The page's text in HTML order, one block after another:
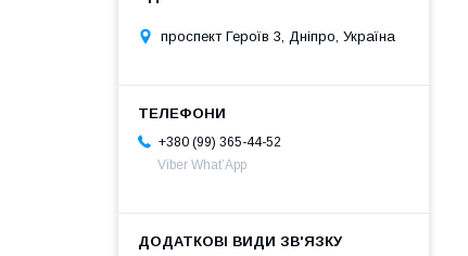
проспект Героїв 3, Дніпро, Україна
+380 (99) 365-44-52
Viber What’App